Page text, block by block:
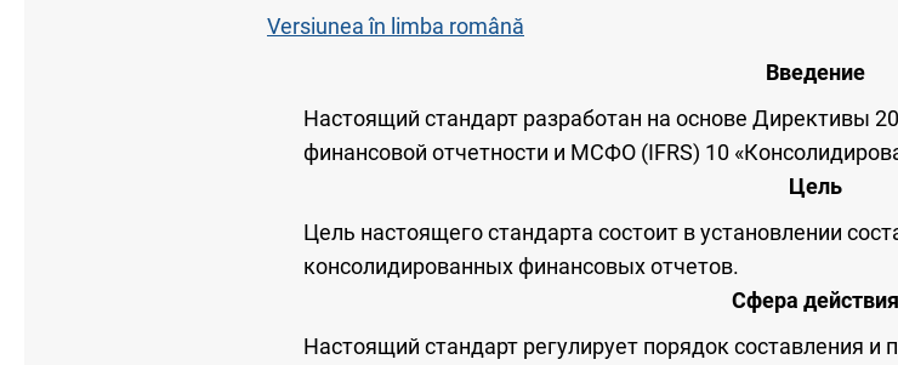
Versiunea în limba română
Введение
Настоящий стандарт разработан на основе Директивы
финансовой отчетности и МСФО (IFRS) 10
Цель
Цель настоящего стандарта состоит в установлении
консолидированных финансовых отчетов.
Сфера действия
Настоящий стандарт регулирует порядок составления